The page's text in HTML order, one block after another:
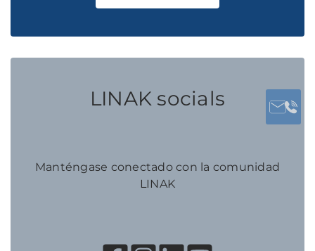
LINAK socials
Manténgase conectado con la comunidad
LINAK